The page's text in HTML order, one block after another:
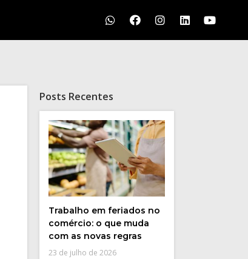
Posts Recentes
Trabalho em feriados no
comércio: o que muda
com as novas regras
23 de julho de 2026